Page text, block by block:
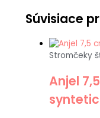
Súvisiace
Stromčeky
Anjel